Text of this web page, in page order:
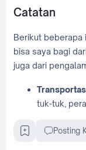
Catatan
Berikut beberapa
bisa saya bagi
juga dari
tuk-tuk,
bisaPosting